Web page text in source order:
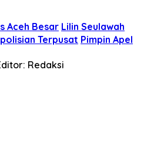
Aceh Besar Lilin Seulawah
Terpusat Pimpin Apel
Redaksi